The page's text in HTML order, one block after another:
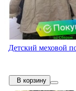
Детский меховой
В корзину